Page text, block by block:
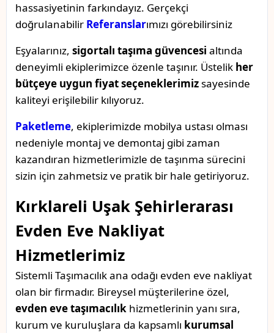
hassasiyetinin farkındayız. Gerçekçi
doğrulanabilir Referanslarımızı görebilirsiniz
Eşyalarınız, sigortalı taşıma güvencesi altında
deneyimli ekiplerimizce özenle taşınır. Üstelik her
bütçeye uygun fiyat seçeneklerimizsayesinde
kaliteyi erişilebilir kılıyoruz.
Paketleme, ekiplerimizde mobilya ustası olması
nedeniyle montaj ve demontaj gibi zaman
kazandıran hizmetlerimizle de taşınma sürecini
sizin için zahmetsiz ve pratik bir hale getiriyoruz.
Kırklareli Uşak Şehirlerarası
Evden Eve Nakliyat
Hizmetlerimiz
Sistemli Taşımacılık ana odağı evden eve nakliyat
olan bir firmadır. Bireysel müşterilerine özel,
evden eve taşımacılık hizmetlerinin yanı sıra,
kurum ve kuruluşlara da kapsamlı kurumsal